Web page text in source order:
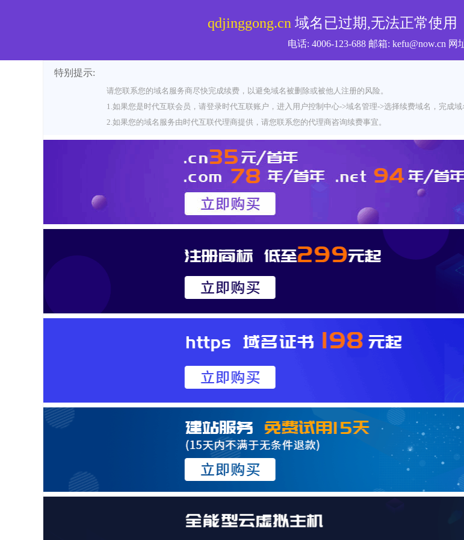
qdjinggong.cn 域名已过期,无法正常使用
电话: 4006-123-688 邮箱: kefu@now.cn 网
特别提示:
请您联系您的域名服务商尽快完成续费，以避免域名被删除或被他人注册的风险。
1.如果您是时代互联会员，请登录时代互联账户，进入用户控制中心->域名管理->选择续费域名，完成域
2.如果您的域名服务由时代互联代理商提供，请您联系您的代理商咨询续费事宜。